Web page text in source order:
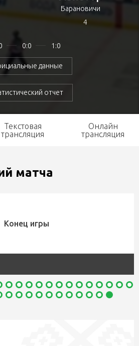
0:0 1:0
данные
отчет
Барановичи
4
Текстовая
трансляция
Онлайн
трансляция
матча
Конец игры